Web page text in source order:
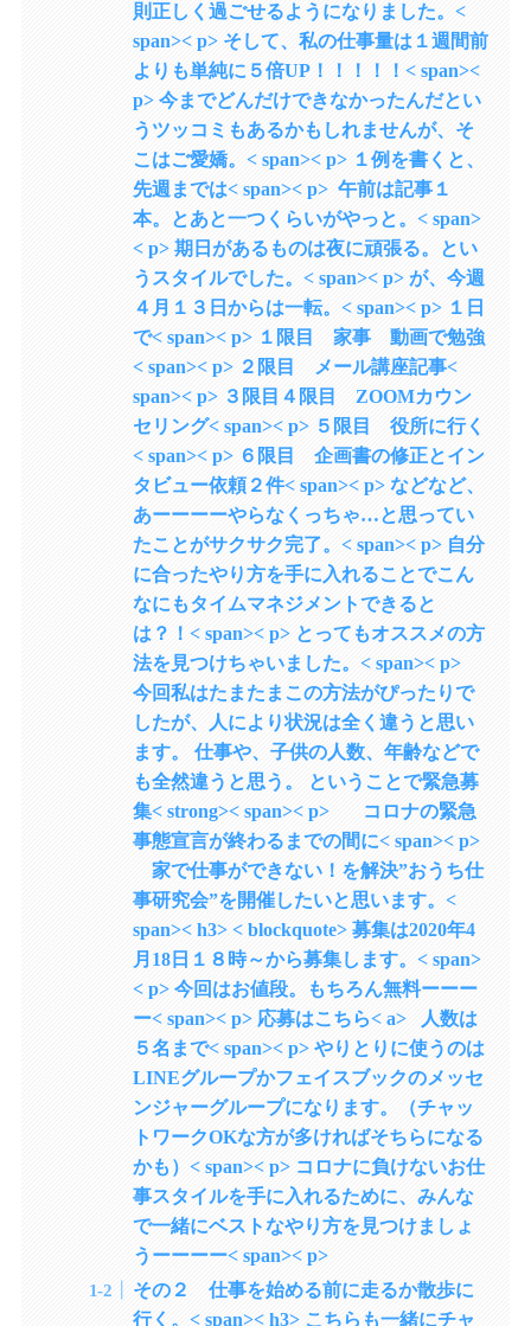
則正しく過ごせるようになりました。<
span>< p> そして、私の仕事量は１週間前
よりも単純に５倍UP！！！！！< span><
p> 今までどんだけできなかったんだとい
うツッコミもあるかもしれませんが、そ
こはご愛嬌。< span>< p> １例を書くと、
先週までは< span>< p> 午前は記事１
本。とあと一つくらいがやっと。< span>
< p> 期日があるものは夜に頑張る。とい
うスタイルでした。< span>< p> が、今週
４月１３日からは一転。< span>< p> １日
で< span>< p> １限目 家事 動画で勉強
< span>< p> ２限目 メール講座記事<
span>< p> ３限目４限目 ZOOMカウン
セリング< span>< p> ５限目 役所に行く
< span>< p> ６限目 企画書の修正とイン
タビュー依頼２件< span>< p> などなど、
あーーーーやらなくっちゃ…と思ってい
たことがサクサク完了。< span>< p> 自分
に合ったやり方を手に入れることでこん
なにもタイムマネジメントできると
は？！< span>< p> とってもオススメの方
法を見つけちゃいました。< span>< p>
今回私はたまたまこの方法がぴったりで
したが、人により状況は全く違うと思い
ます。 仕事や、子供の人数、年齢などで
も全然違うと思う。 ということで緊急募
集< strong>< span>< p> コロナの緊急
事態宣言が終わるまでの間に< span>< p>
家で仕事ができない！を解決”おうち仕
事研究会”を開催したいと思います。<
span>< h3> < blockquote> 募集は2020年4
月18日１８時～から募集します。< span>
< p> 今回はお値段。もちろん無料ーーー
ー< span>< p> 応募はこちら< a> 人数は
５名まで< span>< p> やりとりに使うのは
LINEグループかフェイスブックのメッセ
ンジャーグループになります。（チャッ
トワークOKな方が多ければそちらになる
かも）< span>< p> コロナに負けないお仕
事スタイルを手に入れるために、みんな
で一緒にベストなやり方を見つけましょ
うーーーー< span>< p>
その２ 仕事を始める前に走るか散歩に
行く。< span>< h3> こちらも一緒にチャ